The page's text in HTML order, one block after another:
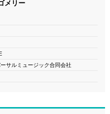
メリー
ーサルミュージック合同会社